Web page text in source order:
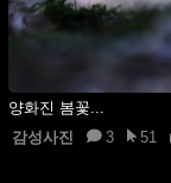
양화진 봄꽃...
감성사진
3 51